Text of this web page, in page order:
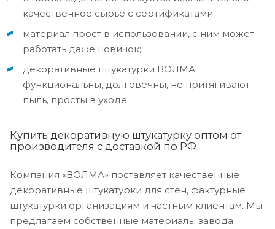
качественное сырье с сертификатами;
материал прост в использовании, с ним может
работать даже новичок;
декоративные штукатурки ВОЛМА
функциональны, долговечны, не притягивают
пыль, просты в уходе.
Купить декоративную штукатурку оптом от
производителя с доставкой по РФ
Компания «ВОЛМА» поставляет качественные
декоративные штукатурки для стен, фактурные
штукатурки организациям и частным клиентам. Мы
предлагаем собственные материалы завода